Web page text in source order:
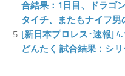
合結果：1日目、ドラゴ
タイチ、またもナイフ男
[新日本プロレス･速報]
どんたく 試合結果：シ